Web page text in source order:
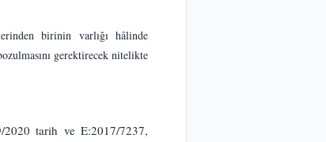
birinin varlığı hâlinde
gerektirecek nitelikte
tarih ve E:2017/7237,